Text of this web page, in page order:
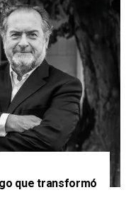
que transformó